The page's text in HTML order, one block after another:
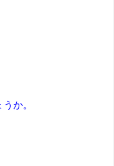
か。